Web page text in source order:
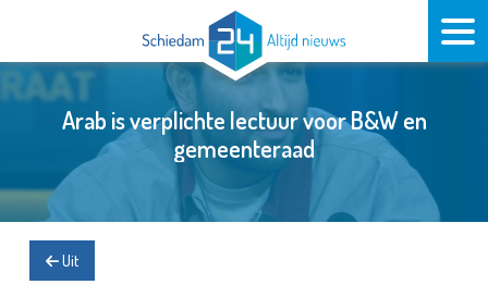
Arab is verplichte lectuur voor B&W en
gemeenteraad
Uit